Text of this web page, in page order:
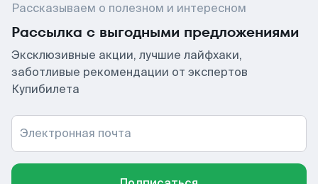
Рассказываем о полезном и интересном
Рассылка с выгодными предложениями
Эксклюзивные акции, лучшие лайфхаки,
заботливые рекомендации от экспертов
Купибилета
Электронная почта